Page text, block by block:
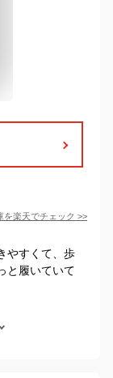
を楽天でチェック >>
やすくて、歩
と履いていて